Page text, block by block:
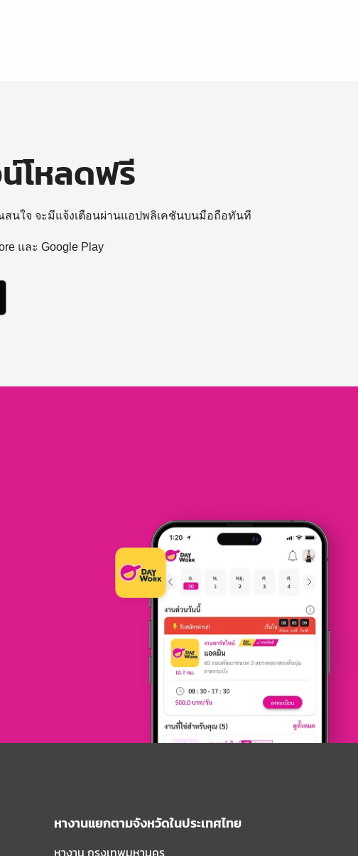
โหลดฟรี
นใจ จะมีแจ้งเตือนผ่านแอปพลิเคชันบนมือถือทันที
และ Google Play
หางานแยกตามจังหวัดในประเทศไทย
หางาน กรุงเทพมหานคร